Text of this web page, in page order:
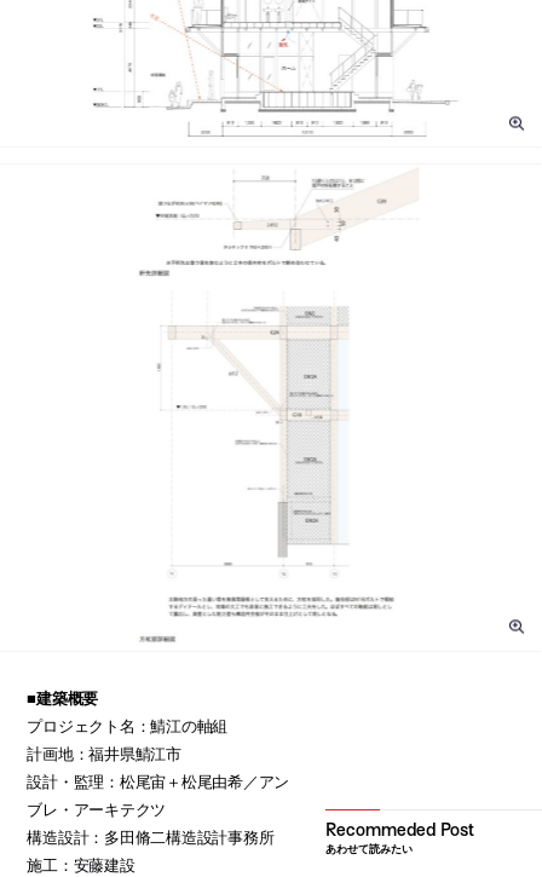
■建築概要
プロジェクト名：鯖江の軸組
計画地：福井県鯖江市
設計・監理：松尾宙＋松尾由希／アン
ブレ・アーキテクツ
構造設計：多田脩二構造設計事務所
施工：安藤建設
あわせて読みたい